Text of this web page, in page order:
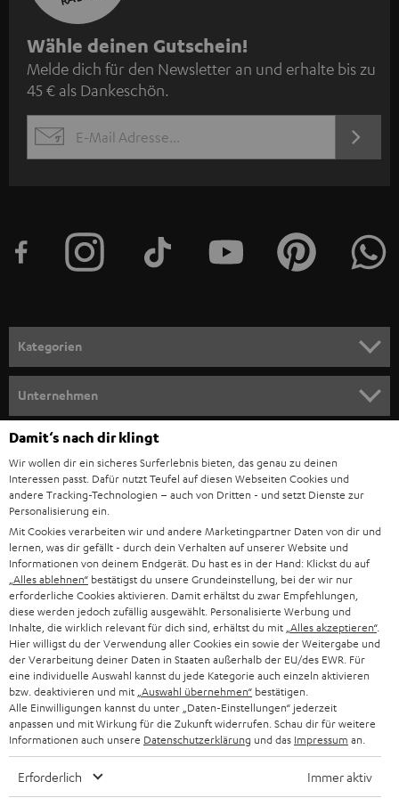
N
e
w
s
l
e
n
m
e
l
d
u
n
g
Wähle deinen Gutschein!
Melde dich für den Newsletter an und erhalte bis zu
45 € als Dankeschön.
EMAIL
JETZT
Kategorien
SOUNDBAR
HIFI-LAUTSPRECHER
SMART HOME
BLUETOOTH-LAUTSPRECHER
KOPFHÖRER
BLUETOOTH-KOPFHÖRER
STEREOANLAGEN
LAUTSPRECHER
ULTIMA-SERIE
Unternehmen
SUPPORT
KARRIERE
PRESSE & MARKETING
GESCHÄFTSKUNDEN
PARTNERPROGRAMM
BLOG
NEWSLETTER
STORES
DEINE VORTEILE BEI TEUFEL
Teufel Onlineshops
DEUTSCHLAND
ÖSTERREICH
SCHWEIZ
NIEDERLANDE
BELGIEN
FRANKREICH
POLEN
Damit‘s nach dir klingt
Wir wollen dir ein sicheres Surferlebnis bieten, das genau zu deinen
Interessen passt. Dafür nutzt Teufel auf diesen Webseiten Cookies und
andere Tracking-Technologien – auch von Dritten - und setzt Dienste zur
Personalisierung ein.
Mit Cookies verarbeiten wir und andere Marketingpartner Daten von dir und
lernen, was dir gefällt - durch dein Verhalten auf unserer Website und
Informationen von deinem Endgerät. Du hast es in der Hand: Klickst du auf
„Alles ablehnen“ bestätigst du unsere Grundeinstellung, bei der wir nur
erforderliche Cookies aktivieren. Damit erhältst du zwar Empfehlungen,
diese werden jedoch zufällig ausgewählt. Personalisierte Werbung und
Inhalte, die wirklich relevant für dich sind, erhältst du mit „Alles akzeptieren“.
Hier willigst du der Verwendung aller Cookies ein sowie der Weitergabe und
der Verarbeitung deiner Daten in Staaten außerhalb der EU/des EWR. Für
eine individuelle Auswahl kannst du jede Kategorie auch einzeln aktivieren
bzw. deaktivieren und mit „Auswahl übernehmen“ bestätigen.
Alle Einwilligungen kannst du unter „Daten-Einstellungen“ jederzeit
anpassen und mit Wirkung für die Zukunft widerrufen. Schau dir für weitere
Informationen auch unsere Datenschutzerklärung und das Impressum an.
Erforderlich Immer aktiv